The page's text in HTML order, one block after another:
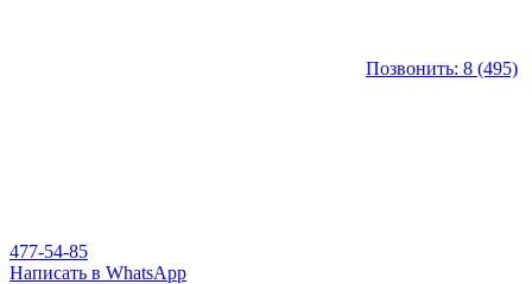
Позвонить: 8 (495)
477-54-85
Написать в WhatsApp